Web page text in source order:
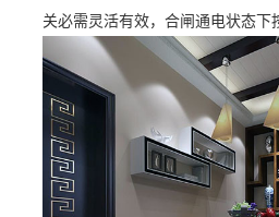
关必需灵活有效，合闸通电状态下